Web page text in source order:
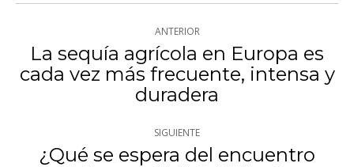
Navegación
entre
publicaciones
ANTERIOR
Publicación
anterior:
La sequía agrícola en Europa es
cada vez más frecuente, intensa y
duradera
SIGUIENTE
¿Qué se espera del encuentro